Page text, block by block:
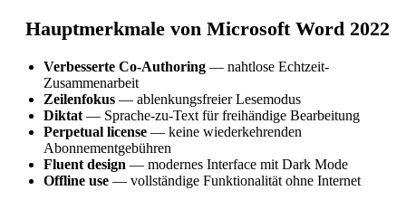
Hauptmerkmale von Microsoft Word 2022
Verbesserte Co-Authoring — nahtlose Echtzeit-
Zusammenarbeit
Zeilenfokus — ablenkungsfreier Lesemodus
Diktat — Sprache-zu-Text für freihändige Bearbeitung
Perpetual license — keine wiederkehrenden
Abonnementgebühren
Fluent design — modernes Interface mit Dark Mode
Offline use — vollständige Funktionalität ohne Internet